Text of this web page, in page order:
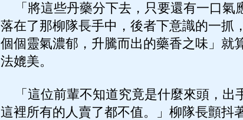
「將這些丹藥分下去，只要還有一口氣
落在了那柳隊長手中，後者下意識的一抓
個個靈氣濃郁，升騰而出的藥香之味」就
法媲美。
「這位前輩不知道究竟是什麼來頭，出
這裡所有的人賣了都不值。」柳隊長顫抖